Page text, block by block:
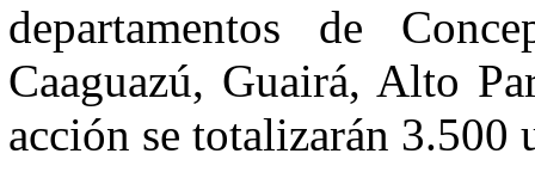
departamentos de
Caaguazú, Guairá, Alto
acción se totalizarán 3.500